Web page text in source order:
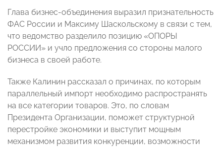
Глава бизнес-объединения выразил признательность
ФАС России и Максиму Шаскольскому в связи с тем,
что ведомство разделило позицию «ОПОРЫ
РОССИИ» и учло предложения со стороны малого
бизнеса в своей работе.
Также Калинин рассказал о причинах, по которым
параллельный импорт необходимо распространять
на все категории товаров. Это, по словам
Президента Организации, поможет структурной
перестройке экономики и выступит мощным
механизмом развития конкуренции, возможности